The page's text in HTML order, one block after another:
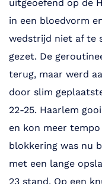
uitgeoefend op de
in een bloedvorm
wedstrijd niet af te
gezet. De
terug, maar werd
door slim
22-25. Haarlem
en kon meer
blokkering was nu
met een lange
23 stand. Op een